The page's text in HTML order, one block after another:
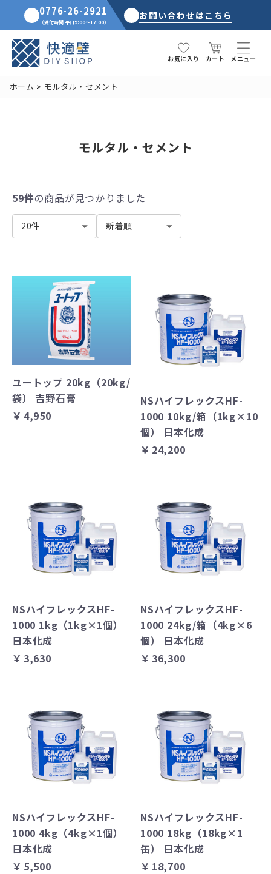
0776-26-2921
（受付時間 平日9:00～17:00）
お問い合わせはこちら
お気に入り カート メニュー
ホーム モルタル・セメント
モルタル・セメント
59件の商品が見つかりました
ユートップ 20kg（20kg/
袋） 吉野石膏
￥4,950
NSハイフレックスHF-
1000 10kg/箱（1kg×10
個） 日本化成
￥24,200
NSハイフレックスHF-
1000 1kg（1kg×1個）
日本化成
￥3,630
NSハイフレックスHF-
1000 24kg/箱（4kg×6
個） 日本化成
￥36,300
NSハイフレックスHF-
1000 4kg（4kg×1個）
日本化成
￥5,500
NSハイフレックスHF-
1000 18kg（18kg×1
缶） 日本化成
￥18,700